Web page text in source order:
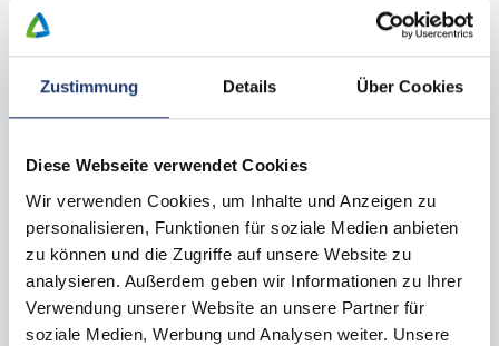
Zustimmung Details Über Cookies
Diese Webseite verwendet Cookies
Wir verwenden Cookies, um Inhalte und Anzeigen zu
personalisieren, Funktionen für soziale Medien anbieten
zu können und die Zugriffe auf unsere Website zu
analysieren. Außerdem geben wir Informationen zu Ihrer
Verwendung unserer Website an unsere Partner für
soziale Medien, Werbung und Analysen weiter. Unsere
Sistemazioni e piazzole